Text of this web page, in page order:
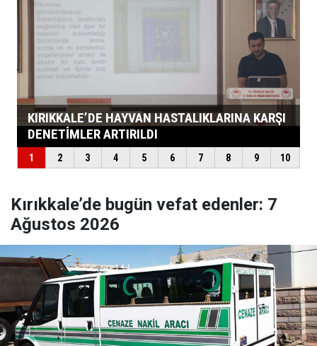
Kırıkkale’de bugün vefat edenler: 7
Ağustos 2026